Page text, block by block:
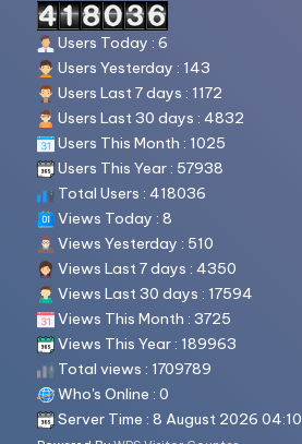
Users Today : 6
Users Yesterday : 143
Users Last 7 days : 1172
Users Last 30 days : 4832
Users This Month : 1025
Users This Year : 57938
Total Users : 418036
Views Today : 8
Views Yesterday : 510
Views Last 7 days : 4350
Views Last 30 days : 17594
Views This Month : 3725
Views This Year : 189963
Total views : 1709789
Who's Online : 0
Server Time : 8 August 2026 04:10